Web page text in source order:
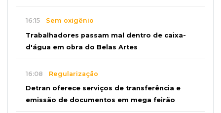
16:15 Sem oxigênio
Trabalhadores passam mal dentro de caixa-
d'água em obra do Belas Artes
16:08 Regularização
Detran oferece serviços de transferência e
emissão de documentos em mega feirão